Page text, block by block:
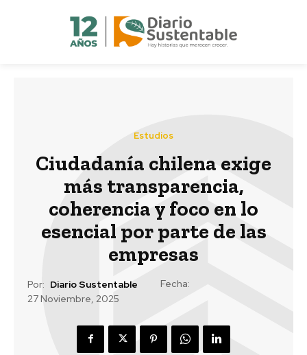
Estudios
Ciudadanía chilena exige
más transparencia,
coherencia y foco en lo
esencial por parte de las
empresas
Por: Diario Sustentable
Fecha:
27 Noviembre, 2025